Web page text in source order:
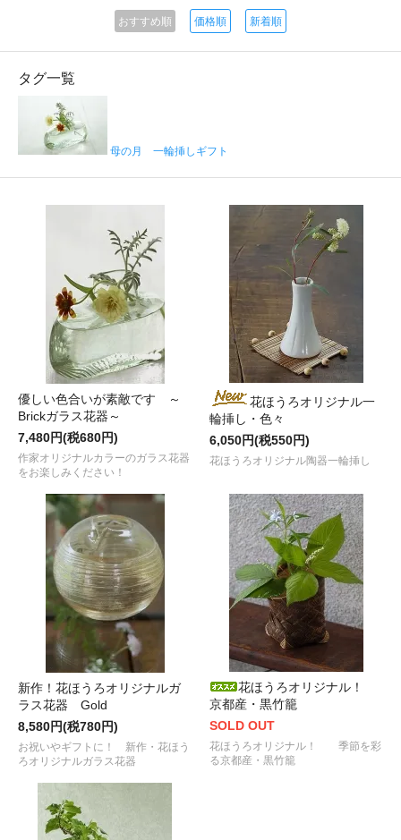
おすすめ順 価格順 新着順
タグ一覧
母の月 一輪挿しギフト
優しい色合いが素敵です ～
Brickガラス花器～
7,480円(税680円)
作家オリジナルカラーのガラス花器
をお楽しみください！
花ほうろオリジナル一
輪挿し・色々
6,050円(税550円)
花ほうろオリジナル陶器一輪挿し
新作！花ほうろオリジナルガ
ラス花器 Gold
8,580円(税780円)
お祝いやギフトに！ 新作・花ほう
ろオリジナルガラス花器
花ほうろオリジナル！
京都産・黒竹籠
SOLD OUT
花ほうろオリジナル！ 季節を彩
る京都産・黒竹籠